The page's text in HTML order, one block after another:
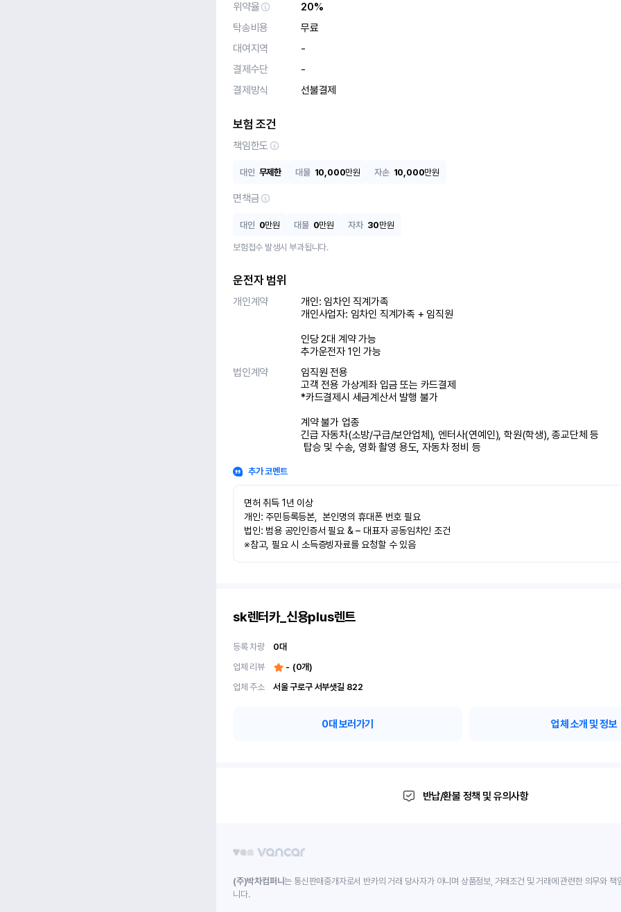
위약율
20%
탁송비용
무료
대여지역
-
결제수단
-
결제방식
선불결제
보험 조건
책임한도
대인 무제한 대물 10,000만원 자손 10,000만원
면책금
대인 0만원 대물 0만원 자차 30만원
보험접수 발생시 부과됩니다.
운전자 범위
개인계약
개인: 임차인 직계가족
개인사업자: 임차인 직계가족 + 임직원
인당 2대 계약 가능
추가운전자 1인 가능
법인계약
임직원 전용
고객 전용 가상계좌 입금 또는 카드결제
*카드결제시 세금계산서 발행 불가
계약 불가 업종
긴급 자동차(소방/구급/보안업체), 엔터사(연예인), 학원(학생), 종교단체 등
탑승 및 수송, 영화 촬영 용도, 자동차 정비 등
추가 코멘트
면허 취득 1년 이상
개인: 주민등록등본,  본인명의 휴대폰 번호 필요
법인: 범용 공인인증서 필요 & – 대표자 공동임차인 조건
※참고, 필요 시 소득증빙자료를 요청할 수 있음
sk렌터카_신용plus렌트
등록 차량 0대
업체 리뷰
- (0개)
업체 주소
서울 구로구 서부샛길 822
0대 보러가기 업체 소개 및 정보
반납/환불 정책 및 유의사항
(주)박차컴퍼니는 통신판매중개자로서 반카의 거래 당사자가 아니며 상품정보, 거래조건 및 거래에 관련한 의무와 책
니다.